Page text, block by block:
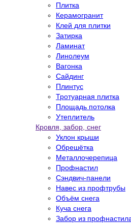
Плитка
Керамогранит
Клей для плитки
Затирка
Ламинат
Линолеум
Вагонка
Сайдинг
Плинтус
Тротуарная плитка
Площадь потолка
Утеплитель
Кровля, забор, снег
Уклон крыши
Обрешётка
Металлочерепица
Профнастил
Сэндвич-панели
Навес из профтрубы
Объём снега
Куча снега
Забор из